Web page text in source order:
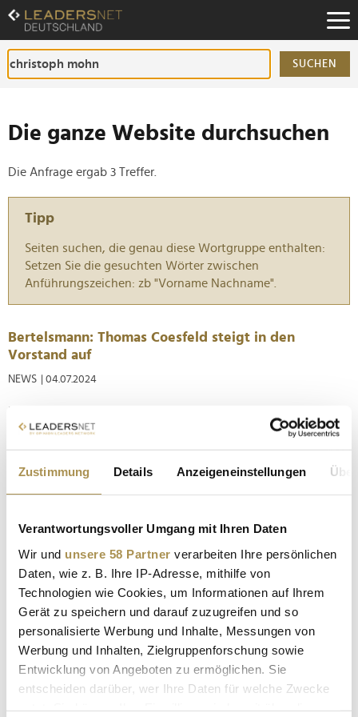
Zustimmung Details Anzeigeneinstellungen
Verantwortungsvoller Umgang mit Ihren Daten
Wir und unsere 58 Partner verarbeiten Ihre persönlichen
Daten, wie z. B. Ihre IP-Adresse, mithilfe von
Technologien wie Cookies, um Informationen auf Ihrem
Gerät zu speichern und darauf zuzugreifen und so
personalisierte Werbung und Inhalte, Messungen von
Werbung und Inhalten, Zielgruppenforschung sowie
Entwicklung von Angeboten zu ermöglichen. Sie
entscheiden darüber, wer Ihre Daten für welche Zwecke
Zum
Inhalt
Zur
Fußzeilen-
Navigation
SUCHEN
Die ganze Website durchsuchen
Die Anfrage ergab 3 Treffer.
Tipp
Seiten suchen, die genau diese Wortgruppe enthalten:
Setzen Sie die gesuchten Wörter zwischen
Anführungszeichen: zb "Vorname Nachname".
Bertelsmann: Thomas Coesfeld steigt in den
Vorstand auf
NEWS | 04.07.2024
Der Aufsichtsrat des in Gütersloh ansässigen Medien- und
Dienstleistungsunternehmens hat den zweifachen Vater und
Vorstand des Mutterkonzerns berufen. So geht Karriereleiter:
Nach abgeschlossenem Studium der Betriebswirtschaftslehre
startete...
Nitsa Kalispera zieht neu in den Aufsichtsrat von
Bertelsmann ein
NEWS | 20.03.2023
BMG. Nitsa Kalispera (Executive Vice President, Global Supply
Chain, im Unternehmensbereich BMG) zieht neu in den
Aufsichtsrat von Bertelsmann ein. Die Musikmanagerin wurde
heute in der außerordentlichen Hauptversammlung der
Bertelsmann SE &...